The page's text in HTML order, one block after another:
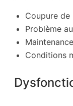
Coupure de
Problème
Conditions